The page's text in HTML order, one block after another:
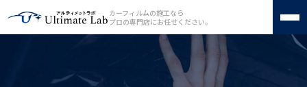
カーフィルムの施工なら
プロの専門店にお任せください。